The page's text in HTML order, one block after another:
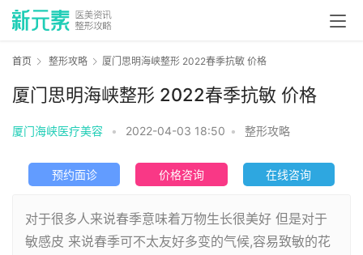
首页 整形攻略 厦门思明海峡整形 2022春季抗敏 价格
厦门思明海峡整形 2022春季抗敏 价格
厦门海峡医疗美容 • 2022-04-03 18:50 • 整形攻略
预约面诊 价格咨询 在线咨询
对于很多人来说春季意味着万物生长很美好 但是对于
敏感皮 来说春季可不太友好多变的气候,容易致敏的花